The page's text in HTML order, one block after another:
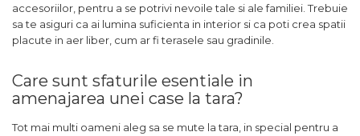
accesoriilor, pentru a se potrivi nevoile tale si ale familiei. Trebuie
sa te asiguri ca ai lumina suficienta in interior si ca poti crea spatii
placute in aer liber, cum ar fi terasele sau gradinile.
Care sunt sfaturile esentiale in
amenajarea unei case la tara?
Tot mai multi oameni aleg sa se mute la tara, in special pentru a